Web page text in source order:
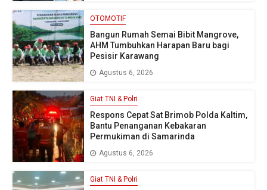
OTOMOTIF
Bangun Rumah Semai Bibit Mangrove,
AHM Tumbuhkan Harapan Baru bagi
Pesisir Karawang
Agustus 6, 2026
Giat TNI & Polri
Respons Cepat Sat Brimob Polda Kaltim,
Bantu Penanganan Kebakaran
Permukiman di Samarinda
Agustus 6, 2026
Giat TNI & Polri